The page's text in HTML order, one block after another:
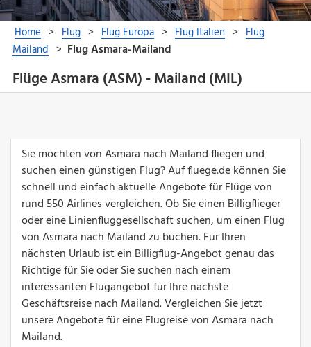
Flüge Asmara (ASM) - Mailand (MIL)
Sie möchten von Asmara nach Mailand fliegen und
suchen einen günstigen Flug? Auf fluege.de können Sie
schnell und einfach aktuelle Angebote für Flüge von
rund 550 Airlines vergleichen. Ob Sie einen Billigflieger
oder eine Linienfluggesellschaft suchen, um einen Flug
von Asmara nach Mailand zu buchen. Für Ihren
nächsten Urlaub ist ein Billigflug-Angebot genau das
Richtige für Sie oder Sie suchen nach einem
interessanten Flugangebot für Ihre nächste
Geschäftsreise nach Mailand. Vergleichen Sie jetzt
unsere Angebote für eine Flugreise von Asmara nach
Mailand.